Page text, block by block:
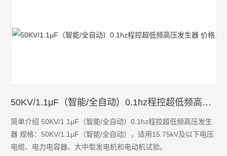
50KV/1.1μF（智能/全自动）0.1hz程控超低频高压发生器 价格
简单介绍 50KV/1.1μF（智能/全自动）0.1hz程控超低频高压发生
器 规格：50KV/1.1μF（智能/全自动），适用15.75kV及以下电压
电缆、电力电容器、大中型发电机和电动机试验。